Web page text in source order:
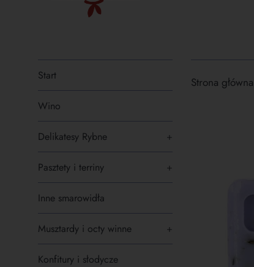
Start
Wino
Delikatesy Rybne +
Pasztety i terriny +
Inne smarowidła
Musztardy i octy winne +
Konfitury i słodycze
Strona główna